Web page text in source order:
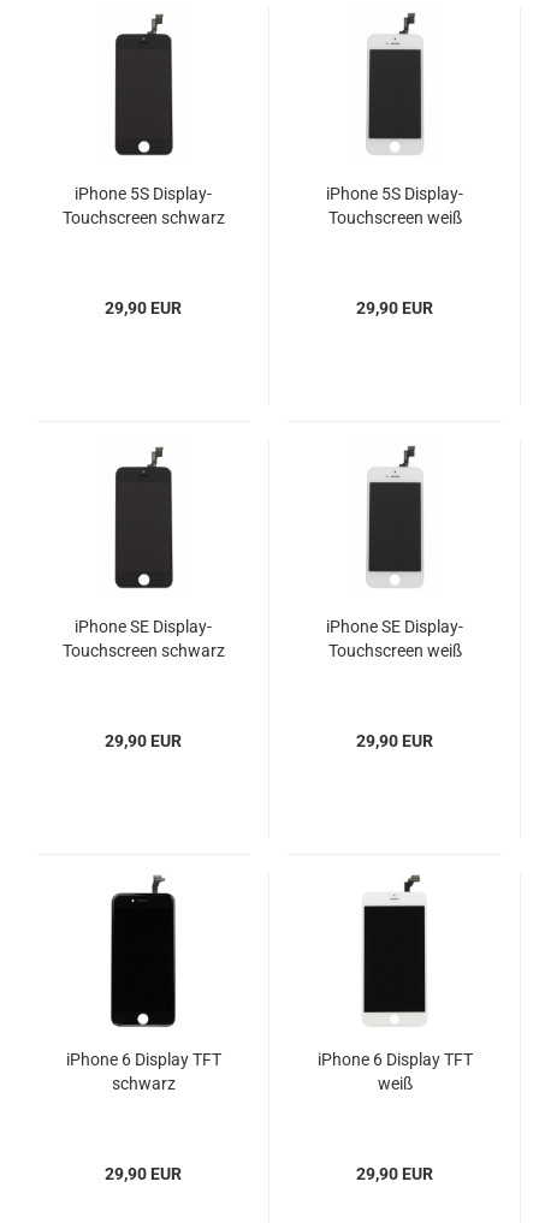
iPhone 5S Display-
Touchscreen schwarz
29,90 EUR
iPhone 5S Display-
Touchscreen weiß
29,90 EUR
iPhone SE Display-
Touchscreen schwarz
29,90 EUR
iPhone SE Display-
Touchscreen weiß
29,90 EUR
iPhone 6 Display TFT
schwarz
29,90 EUR
iPhone 6 Display TFT
weiß
29,90 EUR